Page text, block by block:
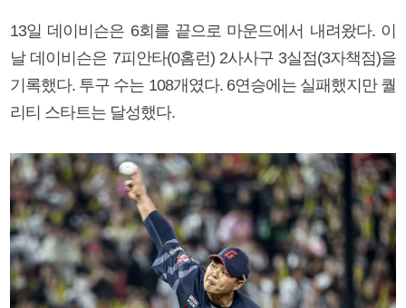
13일 데이비슨은 6회를 끝으로 마운드에서 내려왔다. 이
날 데이비슨은 7피안타(0홈런) 2사사구 3실점(3자책점)을
기록했다. 투구 수는 108개였다. 6연승에는 실패했지만 퀄
리티 스타트는 달성했다.